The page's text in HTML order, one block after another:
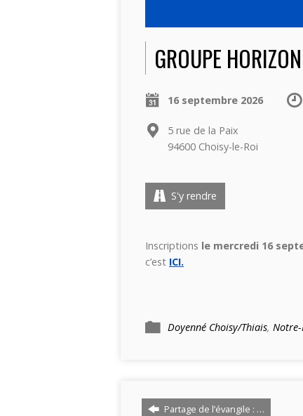
GROUPE
16 septembre 2026
5 rue de la Paix
94600 Choisy-le-Roi
S'y rendre
Inscriptions le mercredi 16
c’est ICI.
Doyenné Choisy/Thiais,
Partage de l’évangile : …